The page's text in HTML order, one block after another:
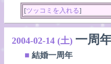
[ツッコミを入れる]
2004-02-14 (土) 一周
■ 結婚一周年